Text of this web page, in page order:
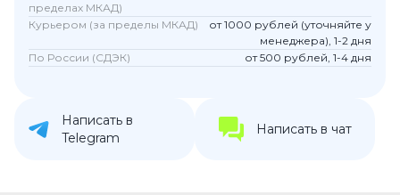
пределах МКАД)
Курьером (за пределы МКАД)
от 1000 рублей (уточняйте у
менеджера), 1-2 дня
По России (СДЭК)
от 500 рублей, 1-4 дня
Написать в
Telegram
Написать в чат